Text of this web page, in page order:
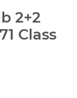
2+2
Class